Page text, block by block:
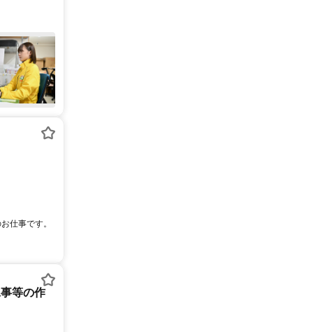
仕事です。
等の作